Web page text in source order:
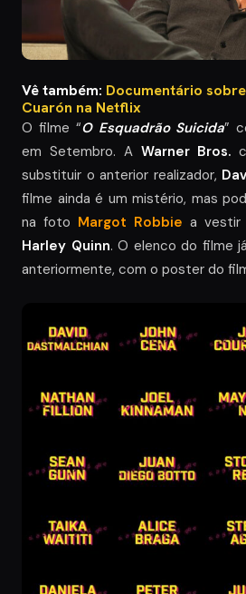
Vê também: Documentário
Cuarón na Netflix
O filme “O Esquadrão Suicida”
em Setembro. A Warner Bros.
substituir o anterior realizador,
filme ainda é um mistério, mas
na foto Margot Robbie a vestir
Harley Quinn. O elenco do filme
anteriormente, com o poster do